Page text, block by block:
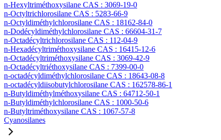
n-Hexyltriméthoxysilane CAS : 3069-19-0
n-Octyltrichlorosilane CAS : 5283-66-9
n-Octyldiméthylchlorosilane CAS : 18162-84-0
n-Dodécyldiméthylchlorosilane CAS : 66604-31-7
n-Octadécyltrichlorosilane CAS : 112-04-9
n-Hexadécyltriméthoxysilane CAS : 16415-12-6
n-Octadécyltriméthoxysilane CAS : 3069-42-9
n-Octadécyltriéthoxysilane CAS : 7399-00-0
n-octadécyldiméthylchlorosilane CAS : 18643-08-8
n-octadécyldiisobutylchlorosilane CAS : 162578-86-1
n-Butyldiméthylméthoxysilane CAS : 64712-50-1
n-Butyldiméthylchlorosilane CAS : 1000-50-6
n-Butyltriméthoxysilane CAS : 1067-57-8
Cyanosilanes